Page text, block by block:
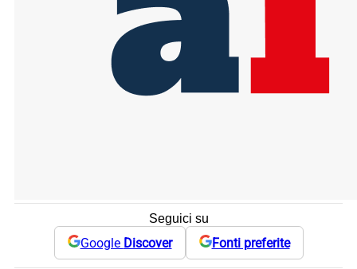
Seguici su
Google Discover Fonti preferite